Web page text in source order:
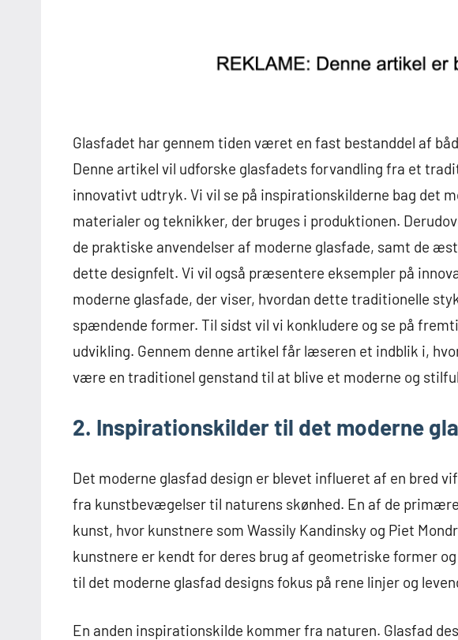
Glasfadet har gennem tiden været en fast bestanddel af
Denne artikel vil udforske glasfadets forvandling fra et
innovativt udtryk. Vi vil se på inspirationskilderne bag det
materialer og teknikker, der bruges i produktionen.
de praktiske anvendelser af moderne glasfade, samt de
dette designfelt. Vi vil også præsentere eksempler på
moderne glasfade, der viser, hvordan dette traditionelle
spændende former. Til sidst vil vi konkludere og se på
udvikling. Gennem denne artikel får læseren et indblik i,
være en traditionel genstand til at blive et moderne og
2. Inspirationskilder til det moderne
Det moderne glasfad design er blevet influeret af en bred
fra kunstbevægelser til naturens skønhed. En af de
kunst, hvor kunstnere som Wassily Kandinsky og Piet
kunstnere er kendt for deres brug af geometriske former
til det moderne glasfad designs fokus på rene linjer og
En anden inspirationskilde kommer fra naturen. Glasfad